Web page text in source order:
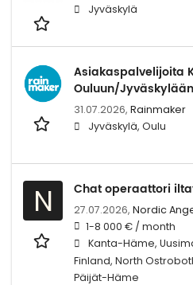
Jyväskylä
Asiakaspalvelijoita
Ouluun/
31.07.2026, Rainmaker
Jyväskylä, Oulu
N Chat operaattori
27.07.2026, Nordic
1-8 000 € / month
Kanta-Häme,
Finland, North
Päijät-Häme